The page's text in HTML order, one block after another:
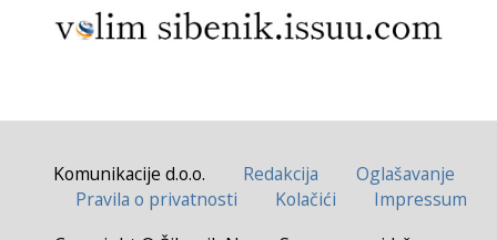
Komunikacije d.o.o. Redakcija
Oglašavanje
Pravila o privatnosti
Kolačići
Impressum